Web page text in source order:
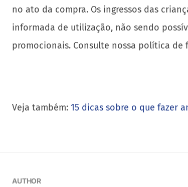
no ato da compra. Os ingressos das
informada de utilização, não sendo
promocionais. Consulte nossa política de
Veja também: 15 dicas sobre o que fazer
AUTHOR